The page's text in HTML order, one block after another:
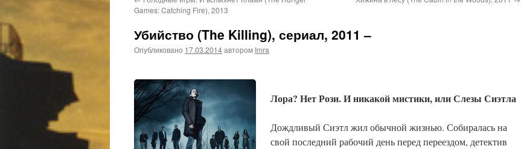
Games: Catching Fire), 2013
Убийство (The Killing), сериал, 2011 –
Опубликовано 17.03.2014автором Imra
Лора? Нет Рози. И никакой мистики, или Слезы Сиэтла
Дождливый Сиэтл жил обычной жизнью. Собиралась на
свой последний рабочий день перед переездом, детектив